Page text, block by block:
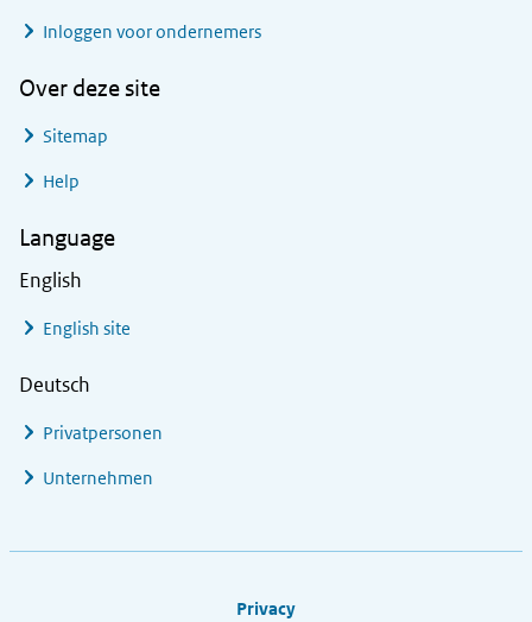
Inloggen voor ondernemers
Over deze site
Sitemap
Help
Language
English
English site
Deutsch
Privatpersonen
Unternehmen
Privacy